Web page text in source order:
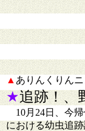
▲ ありんくりん
★追跡！、
10月24日、今
における幼虫追